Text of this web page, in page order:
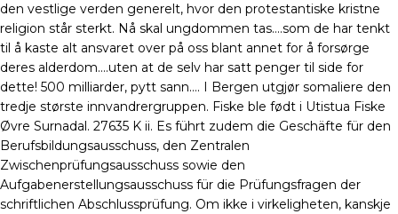
den vestlige verden generelt, hvor den protestantiske kristne
religion står sterkt. Nå skal ungdommen tas….som de har tenkt
til å kaste alt ansvaret over på oss blant annet for å forsørge
deres alderdom….uten at de selv har satt penger til side for
dette! 500 milliarder, pytt sann…. I Bergen utgjør somaliere den
tredje største innvandrergruppen. Fiske ble født i Utistua Fiske
Øvre Surnadal. 27635 K ii. Es führt zudem die Geschäfte für den
Berufsbildungsausschuss, den Zentralen
Zwischenprüfungsausschuss sowie den
Aufgabenerstellungsausschuss für die Prüfungsfragen der
schriftlichen Abschlussprüfung. Om ikke i virkeligheten, kanskje